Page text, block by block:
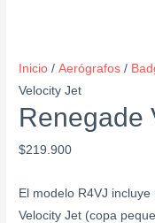
Inicio /Aerógrafos /
Velocity Jet
Renegade
$219.900
El modelo R4VJ
Velocity Jet (copa